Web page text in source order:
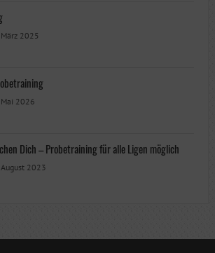
2025
2026
Dich – Probetraining für alle Ligen möglich
2023